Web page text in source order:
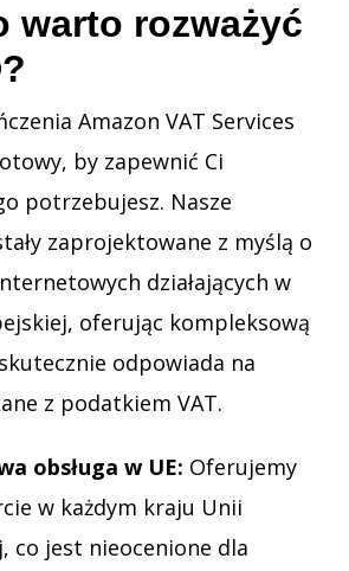
warto rozważyć
Amazon VAT Services
by zapewnić Ci
potrzebujesz. Nasze
zaprojektowane z myślą o
działających w
oferując kompleksową
odpowiada na
z podatkiem VAT.
obsługa w UE: Oferujemy
w każdym kraju Unii
co jest nieocenione dla